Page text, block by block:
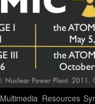
Multimedia Resources